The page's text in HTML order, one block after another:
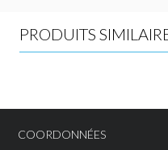
PRODUITS
COORDONNÉES